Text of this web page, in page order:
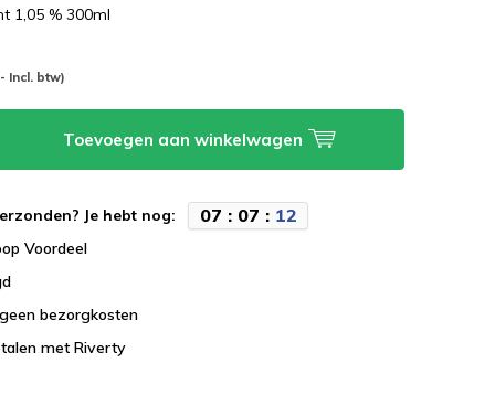
1,05 % 300ml
Incl. btw)
Toevoegen aan winkelwagen
Je hebt nog: 07 : 07 : 12
Voordeel
bezorgkosten
met Riverty